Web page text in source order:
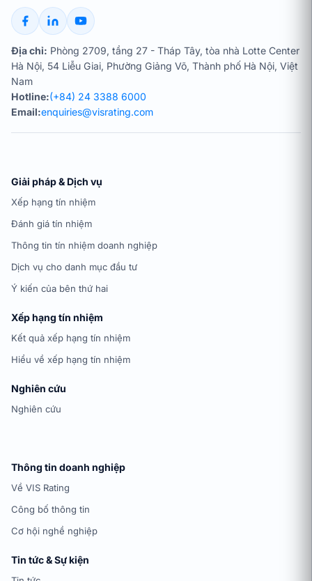
Địa chỉ: Phòng 2709, tầng 27 - Tháp Tây, tòa nhà Lotte Center
Hà Nội, 54 Liễu Giai, Phường Giảng Võ, Thành phố Hà Nội, Việt
Nam
Hotline:(+84) 24 3388 6000
Email:enquiries@visrating.com
Giải pháp & Dịch vụ
Xếp hạng tín nhiệm
Đánh giá tín nhiệm
Thông tin tín nhiệm doanh nghiệp
Dịch vụ cho danh mục đầu tư
Ý kiến của bên thứ hai
Xếp hạng tín nhiệm
Kết quả xếp hạng tín nhiệm
Hiểu về xếp hạng tín nhiệm
Nghiên cứu
Nghiên cứu
Thông tin doanh nghiệp
Về VIS Rating
Công bố thông tin
Cơ hội nghề nghiệp
Tin tức & Sự kiện